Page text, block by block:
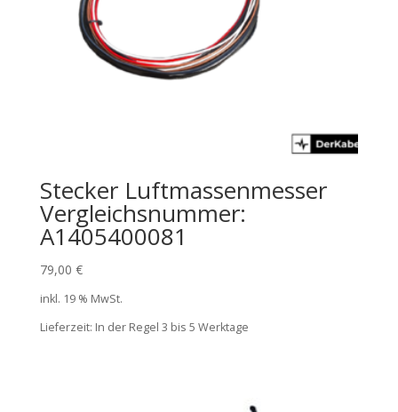
Stecker Luftmassenmesser
Vergleichsnummer:
A1405400081
79,00 €
inkl. 19 % MwSt.
Lieferzeit: In der Regel 3 bis 5 Werktage